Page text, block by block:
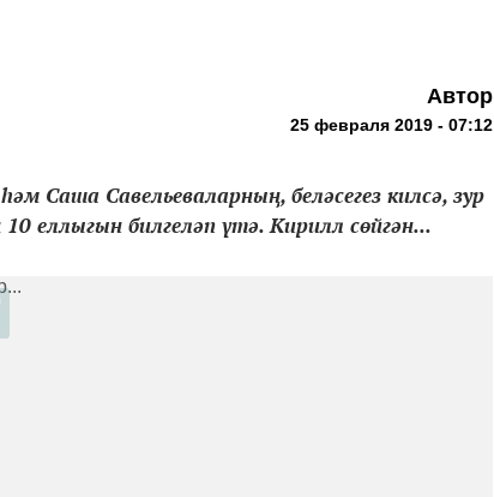
Автор
25 февраля 2019 - 07:12
Саша Савельеваларның, беләсегез килсә, зур
еллыгын билгеләп үтә. Кирилл сөйгән...